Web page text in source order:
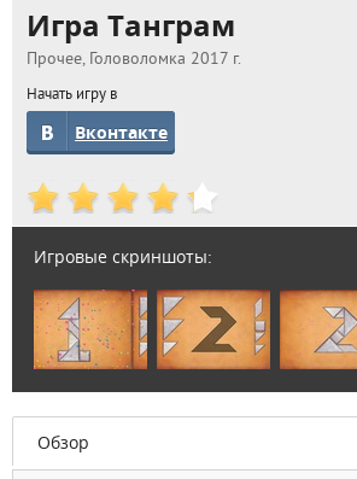
Игра Танграм
Прочее, Головоломка 2017 г.
Начать игру в
Вконтакте
Игровые скриншоты:
Обзор